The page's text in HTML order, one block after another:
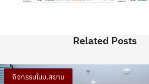
Related Posts
กิจกรรมในม.สยาม